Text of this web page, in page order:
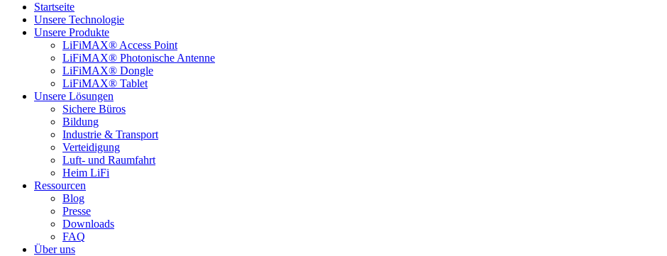
Startseite
Unsere Technologie
Unsere Produkte
LiFiMAX® Access Point
LiFiMAX® Photonische Antenne
LiFiMAX® Dongle
LiFiMAX® Tablet
Unsere Lösungen
Sichere Büros
Bildung
Industrie & Transport
Verteidigung
Luft- und Raumfahrt
Heim LiFi
Ressourcen
Blog
Presse
Downloads
FAQ
Über uns